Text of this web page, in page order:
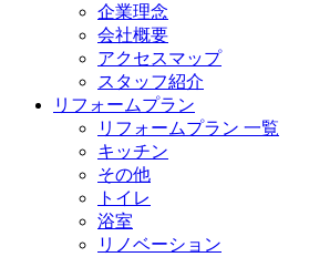
企業理念
会社概要
アクセスマップ
スタッフ紹介
リフォームプラン
リフォームプラン 一覧
キッチン
その他
トイレ
浴室
リノベーション